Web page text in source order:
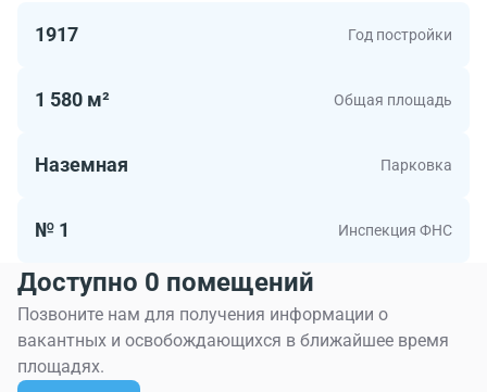
1917 Год постройки
1 580 м² Общая площадь
Наземная Парковка
№ 1 Инспекция ФНС
Доступно 0 помещений
Позвоните нам для получения информации о
вакантных и освобождающихся в ближайшее время
площадях.